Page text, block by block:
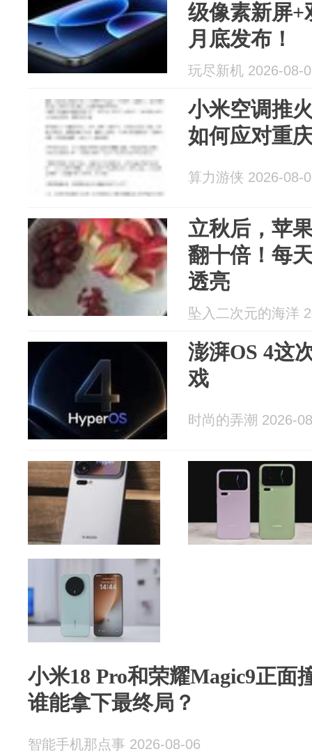
级像素新屏+
月底发布！
玩尽新机 2026-08-
小米空调推
如何应对重
算力游侠 2026-08-
立秋后，苹
翻十倍！每
透亮
坠入二次元的海洋
澎湃OS 4这
戏
时尚的弄潮 2026-
小米18 Pro和荣耀Magic9正面
谁能拿下最终局？
智能手机那点事 2026-08-06